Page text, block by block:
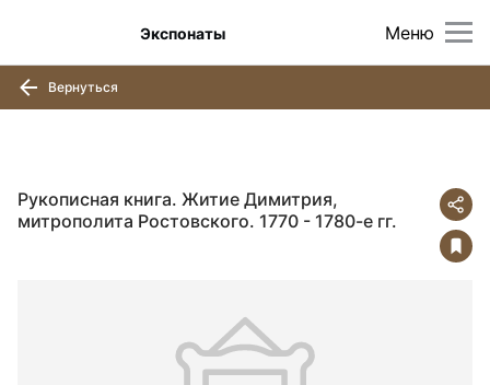
Меню
Экспонаты
Вернуться
Рукописная книга. Житие Димитрия,
митрополита Ростовского. 1770 - 1780-е гг.